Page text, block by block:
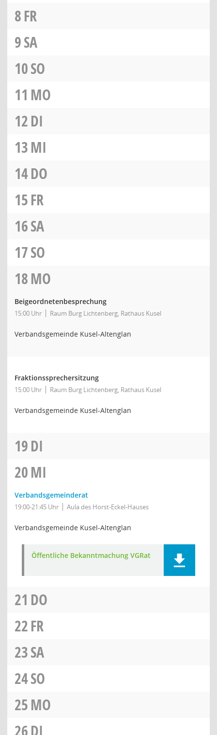
8FR
9SA
10SO
11 MO
12DI
13MI
14DO
15FR
16SA
17SO
18MO
Beigeordnetenbesprechung
15:00 Uhr Raum Burg Lichtenberg, Rathaus Kusel
Verbandsgemeinde Kusel-Altenglan
Fraktionssprechersitzung
15:00 Uhr Raum Burg Lichtenberg, Rathaus Kusel
Verbandsgemeinde Kusel-Altenglan
19DI
20MI
Verbandsgemeinderat
19:00-21:45 Uhr Aula des Horst-Eckel-Hauses
Verbandsgemeinde Kusel-Altenglan
Öffentliche Bekanntmachung VGRat
21 DO
22FR
23SA
24SO
25MO
26DI